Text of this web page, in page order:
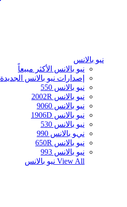
نيو بالانس
نيو بالانس الأكثر مبيعاً
إصدارات نيو بالانس الجديدة
نيو بالانس 550
نيو بالانس 2002R
نيو بالانس 9060
نيو بالانس 1906D
نيو بالانس 530
نيو بالانس 990
نيو بالانس 650R
نيو بالانس 993
View All نيو بالانس